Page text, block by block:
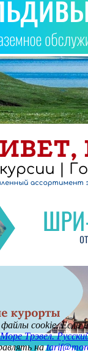
cookie.
Трэвел.
на